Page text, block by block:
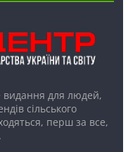
видання для людей,
сільського
перш за все,